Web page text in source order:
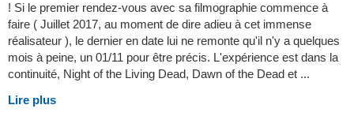
! Si le premier rendez-vous avec sa filmographie commence à
faire ( Juillet 2017, au moment de dire adieu à cet immense
réalisateur ), le dernier en date lui ne remonte qu'il n'y a quelques
mois à peine, un 01/11 pour être précis. L'expérience est dans la
continuité, Night of the Living Dead, Dawn of the Dead et ...
Lire plus